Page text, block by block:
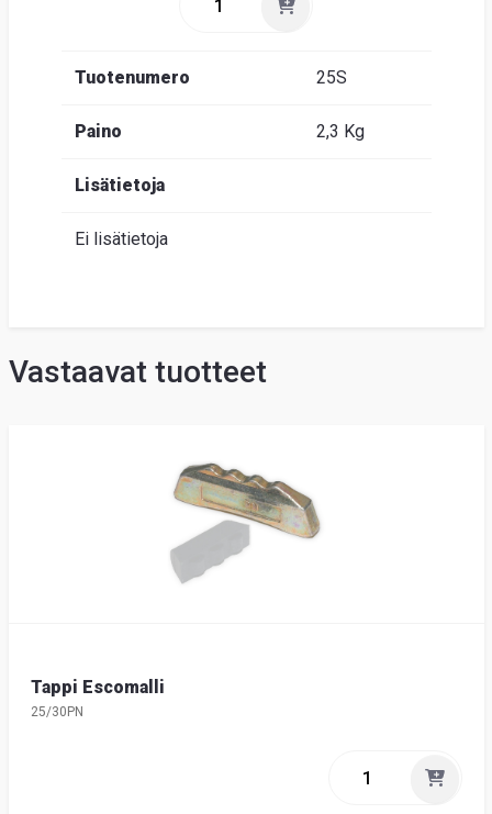
Tuotenumero 25S
Paino 2,3 Kg
Lisätietoja
Ei lisätietoja
Vastaavat tuotteet
Tappi Escomalli
25/30PN